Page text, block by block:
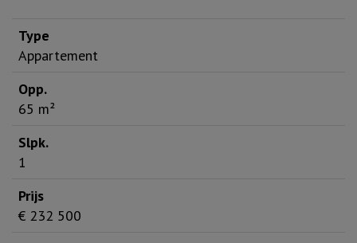
Appartement
65 m²
1
€ 232 500